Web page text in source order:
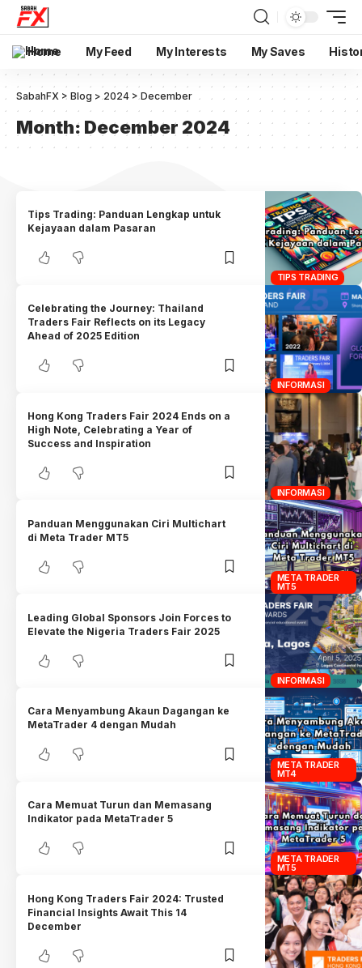
Home My Feed My Interests My Saves
SabahFX > Blog >2024 >December
Month: December 2024
TIPS TRADING
Tips Trading: Panduan Lengkap untuk
Kejayaan dalam Pasaran
INFORMASI
Celebrating the Journey: Thailand
Traders Fair Reflects on its Legacy
Ahead of 2025 Edition
INFORMASI
Hong Kong Traders Fair 2024 Ends on a
High Note, Celebrating a Year of
Success and Inspiration
META TRADER
MT5
Panduan Menggunakan Ciri Multichart
di Meta Trader MT5
INFORMASI
Leading Global Sponsors Join Forces to
Elevate the Nigeria Traders Fair 2025
META TRADER
MT4
Cara Menyambung Akaun Dagangan ke
MetaTrader 4 dengan Mudah
META TRADER
MT5
Cara Memuat Turun dan Memasang
Indikator pada MetaTrader 5
Hong Kong Traders Fair 2024: Trusted
Financial Insights Await This 14
December